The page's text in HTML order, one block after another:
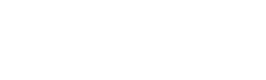
v danej destinácii.